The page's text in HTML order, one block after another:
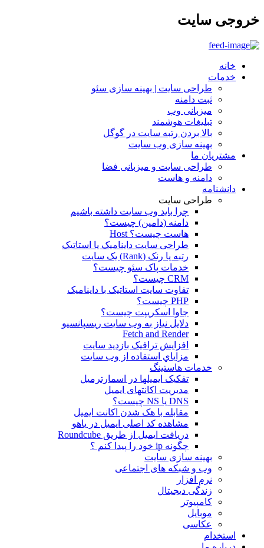
خروجی سایت
خانه
خدمات
طراحی سایت | بهینه سازی سئو
ثبت دامنه
میزبانی وب
تبلیغات هوشمند
بالا بردن رتبه سایت در گوگل
بهینه سازی وب سایت
مشتریان ما
طراحی سایت و میزبانی فضا
دامنه و هاست
دانشنامه
طراحی سایت
چرا باید وب سایت داشته باشیم
دامنه (دامین) چیست؟
هاست چیست؟ Host
طراحی سایت داینامیک یا استاتیک
رتبه یا رنک (Rank) یک سایت
خدمات پاک سئو چیست؟
CRM چیست؟
تفاوت سایت استاتیک با داینامیک
PHP چیست؟
جاوا اسکریپت چیست؟
دلايل نياز به وب سايت ريسپانسيو
Fetch and Render
افزایش ترافیک بازدید سایت
مزاياي استفاده از وب سايت
خدمات هاستینگ
تفکیک ایمیلها در اسمارترمیل
مدیریت اکانتهای ایمیل
DNS یا NS چیست؟
مقابله با هک شدن اکانت ایمیل
مشاهده کد اصلی ایمیل در یاهو
دریافت ایمیل از طریق Roundcube
چگونه ip خود را پیدا کنم ؟
بهینه سازی سایت
وب و شبکه های اجتماعی
نرم افزار
زندگی دیجیتال
کامپیوتر
موبایل
عکاسی
استخدام